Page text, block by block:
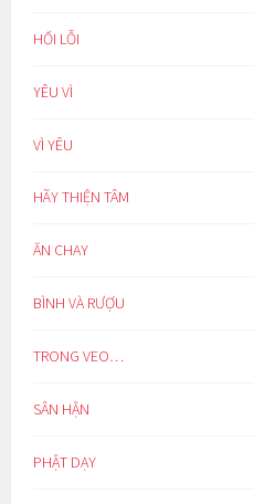
HỐI LỖI
YÊU VÌ
VÌ YÊU
HÃY THIỆN TÂM
ĂN CHAY
BÌNH VÀ RƯỢU
TRONG VEO…
SÂN HẬN
PHẬT DẠY